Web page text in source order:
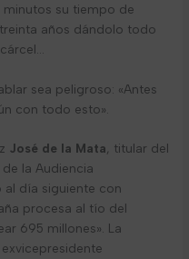
su tiempo de
años dándolo todo
sea peligroso: «Antes
con todo esto».
José de la Mata, titular del
la Audiencia
al día siguiente con
procesa al tío del
695 millones». La